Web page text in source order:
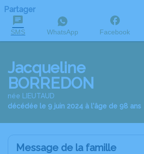
Partager
SMS WhatsApp Facebook
Jacqueline
BORREDON
née LIEUTAUD
décédée le 9 juin 2024 à l'âge de 98 ans
Message de la famille